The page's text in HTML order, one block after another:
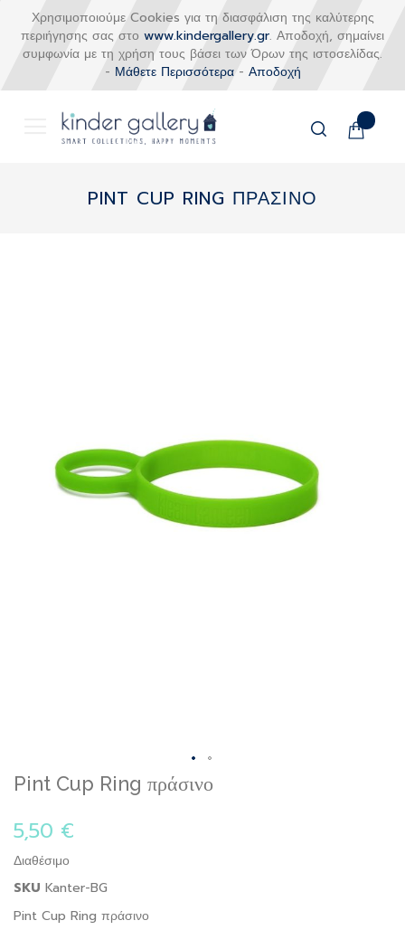
Χρησιμοποιούμε Cookies για τη διασφάλιση της καλύτερης
περιήγησης σας στο www.kindergallery.gr. Αποδοχή, σημαίνει
συμφωνία με τη χρήση τους βάσει των Όρων της ιστοσελίδας.
- Μάθετε Περισσότερα- Αποδοχή
Το
PINT CUP RING ΠΡΑΣΙΝΟ
Pint Cup Ring πράσινο
5,50 €
Διαθέσιμο
SKU Kanter-BG
Pint Cup Ring πράσινο
Skip
beginning
of
the
images
gallery